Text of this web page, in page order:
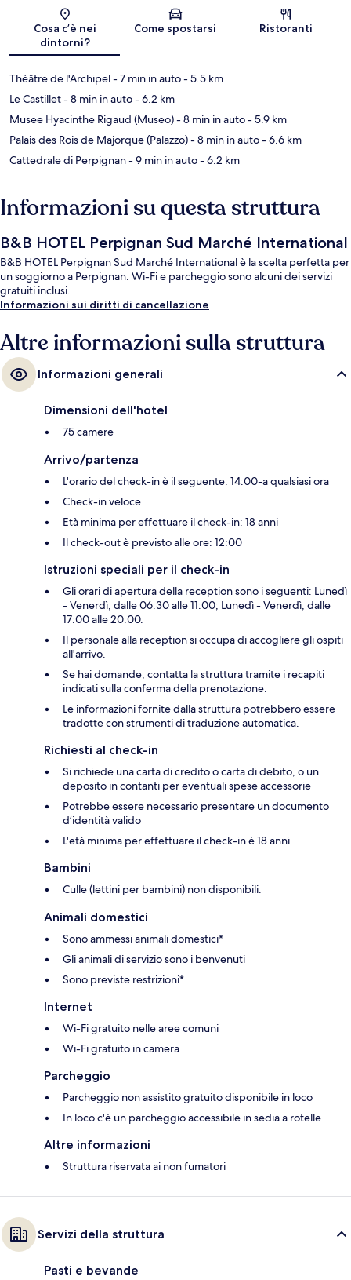
Cosa c’è nei
dintorni?
Come spostarsi Ristoranti
Théâtre de l'Archipel- 7 min in auto- 5.5 km
Le Castillet- 8 min in auto- 6.2 km
Musee Hyacinthe Rigaud (Museo)- 8 min in auto- 5.9 km
Palais des Rois de Majorque (Palazzo)- 8 min in auto- 6.6 km
Cattedrale di Perpignan- 9 min in auto- 6.2 km
Informazioni su questa struttura
B&B HOTEL Perpignan Sud Marché International
B&B HOTEL Perpignan Sud Marché International è la scelta perfetta per
un soggiorno a Perpignan. Wi-Fi e parcheggio sono alcuni dei servizi
gratuiti inclusi.
Informazioni sui diritti di cancellazione
Altre informazioni sulla struttura
Informazioni generali
Dimensioni dell'hotel
75 camere
Arrivo/partenza
L'orario del check-in è il seguente: 14:00-a qualsiasi ora
Check-in veloce
Età minima per effettuare il check-in: 18 anni
Il check-out è previsto alle ore: 12:00
Istruzioni speciali per il check-in
Gli orari di apertura della reception sono i seguenti: Lunedì
- Venerdì, dalle 06:30 alle 11:00; Lunedì - Venerdì, dalle
17:00 alle 20:00.
Il personale alla reception si occupa di accogliere gli ospiti
all'arrivo.
Se hai domande, contatta la struttura tramite i recapiti
indicati sulla conferma della prenotazione.
Le informazioni fornite dalla struttura potrebbero essere
tradotte con strumenti di traduzione automatica.
Richiesti al check-in
Si richiede una carta di credito o carta di debito, o un
deposito in contanti per eventuali spese accessorie
Potrebbe essere necessario presentare un documento
d’identità valido
L'età minima per effettuare il check-in è 18 anni
Bambini
Culle (lettini per bambini) non disponibili.
Animali domestici
Sono ammessi animali domestici*
Gli animali di servizio sono i benvenuti
Sono previste restrizioni*
Internet
Wi-Fi gratuito nelle aree comuni
Wi-Fi gratuito in camera
Parcheggio
Parcheggio non assistito gratuito disponibile in loco
In loco c'è un parcheggio accessibile in sedia a rotelle
Altre informazioni
Struttura riservata ai non fumatori
Servizi della struttura
Pasti e bevande